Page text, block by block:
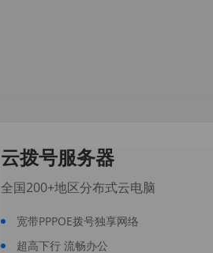
云拨号服务器
全国200+地区分布式云电脑
宽带PPPOE拨号独享网络
超高下行 流畅办公